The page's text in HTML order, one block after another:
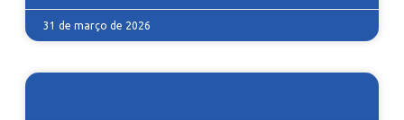
31 de março de 2026